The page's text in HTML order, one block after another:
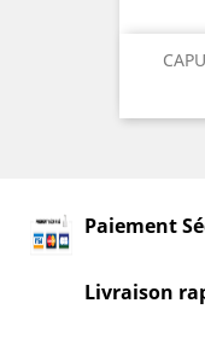
Paiement
Livraison